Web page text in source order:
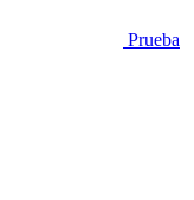
Prueba